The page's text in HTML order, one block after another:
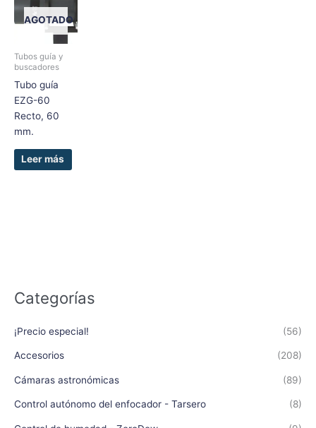
Categorías
¡Precio especial! (56)
Accesorios (208)
Cámaras astronómicas (89)
Control autónomo del enfocador - Tarsero (8)
AGOTADO
Tubos guía y
buscadores
Tubo guía
EZG-60
Recto, 60
mm.
Leer más